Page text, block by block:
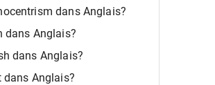
dans Anglais?
dans Anglais?
dans Anglais?
Anglais?